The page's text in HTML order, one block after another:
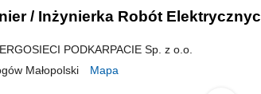
/ Inżynierka Robót
PODKARPACIE Sp. z o.o.
Małopolski
Mapa